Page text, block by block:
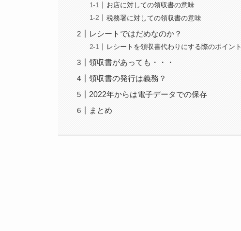
お店に対しての領収書の意味
税務署に対しての領収書の意味
レシートではだめなのか？
レシートを領収書代わりにする際のポイント
領収書があっても・・・
領収書の発行は義務？
2022年からは電子データでの保存
まとめ